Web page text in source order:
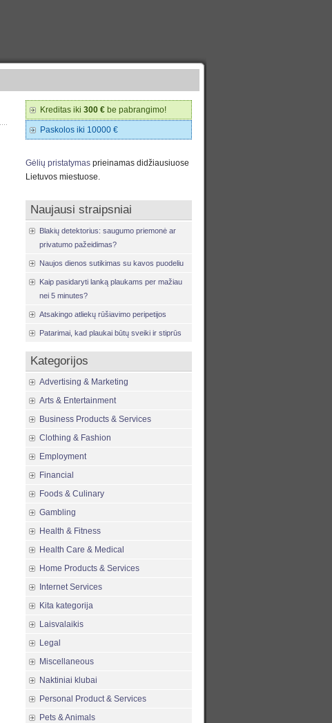
Kreditas iki 300 € be pabrangimo!
Paskolos iki 10000 €
Gėlių pristatymas prieinamas didžiausiuose
Lietuvos miestuose.
Naujausi straipsniai
Blakių detektorius: saugumo priemonė ar
privatumo pažeidimas?
Naujos dienos sutikimas su kavos puodeliu
Kaip pasidaryti lanką plaukams per mažiau
nei 5 minutes?
Atsakingo atliekų rūšiavimo peripetijos
Patarimai, kad plaukai būtų sveiki ir stiprūs
Kategorijos
Advertising & Marketing
Arts & Entertainment
Business Products & Services
Clothing & Fashion
Employment
Financial
Foods & Culinary
Gambling
Health & Fitness
Health Care & Medical
Home Products & Services
Internet Services
Kita kategorija
Laisvalaikis
Legal
Miscellaneous
Naktiniai klubai
Personal Product & Services
Pets & Animals